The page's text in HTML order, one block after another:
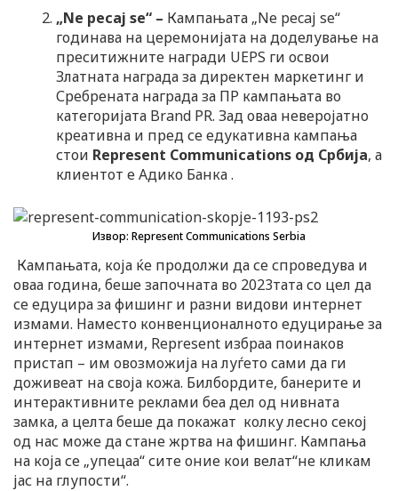
„Ne pecaj se“ – Кампањата „Ne pecaj se“
годинава на церемонијата на доделување на
преситижните награди UEPS ги освои
Златната награда за директен маркетинг и
Сребрената награда за ПР кампањата во
категоријата Brand PR. Зад оваа неверојатно
креативна и пред се едукативна кампања
стои Represent Communications од Србија, а
клиентот е Адико Банка .
Извор: Represent Communications Serbia
Кампањата, која ќе продолжи да се спроведува и
оваа година, беше започната во 2023тата со цел да
се едуцира за фишинг и разни видови интернет
измами. Наместо конвенционалното едуцирање за
интернет измами, Represent избраа поинаков
пристап – им овозможија на луѓето сами да ги
доживеат на своја кожа. Билбордите, банерите и
интерактивните реклами беа дел од нивната
замка, а целта беше да покажат колку лесно секој
од нас може да стане жртва на фишинг. Кампања
на која се „упецаа“ сите оние кои велат“не кликам
јас на глупости“.